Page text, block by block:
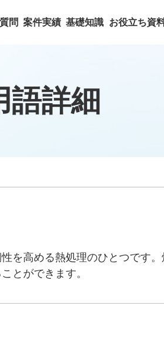
問 案件実績 基礎知識 お役立ち資
語詳細
を高める熱処理のひとつです。
とができます。